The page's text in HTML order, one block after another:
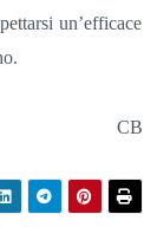
un’efficace
CB